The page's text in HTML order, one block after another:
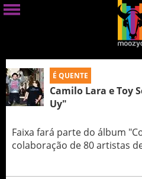
É QUENTE
Camilo Lara e Toy
Uy"
Faixa fará parte do álbum
colaboração de 80 artistas